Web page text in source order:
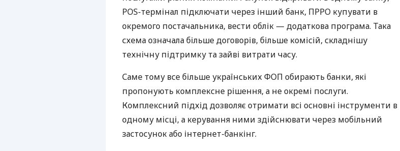
POS-термінал підключати через інший банк, ПРРО купувати в
окремого постачальника, вести облік — додаткова програма. Така
схема означала більше договорів, більше комісій, складнішу
технічну підтримку та зайві витрати часу.
Саме тому все більше українських ФОП обирають банки, які
пропонують комплексне рішення, а не окремі послуги.
Комплексний підхід дозволяє отримати всі основні інструменти в
одному місці, а керування ними здійснювати через мобільний
застосунок або інтернет-банкінг.